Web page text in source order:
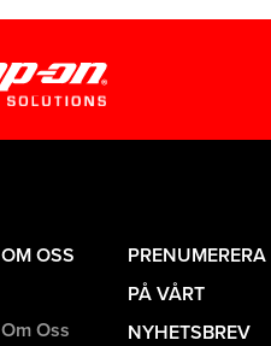
OM OSS
Om Oss
PRENUMERERA
PÅ VÅRT
NYHETSBREV